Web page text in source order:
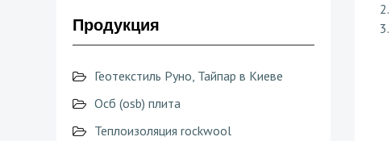
Продукция
Геотекстиль Руно, Тайпар в Киеве
Осб (osb) плита
Теплоизоляция rockwool